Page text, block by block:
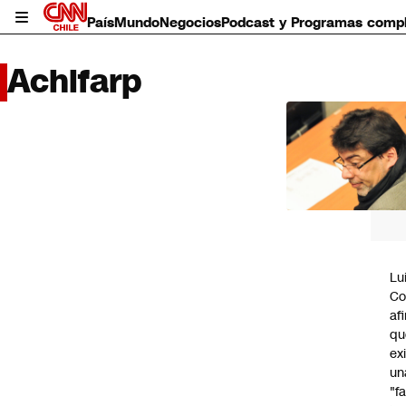
PaísMundoNegociosPodcast y Programas
Achifarp
LO